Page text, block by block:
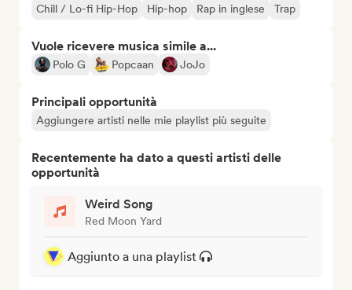
Chill / Lo-fi Hip-Hop Hip-hop Rap in inglese Trap
Vuole ricevere musica simile a...
Polo G Popcaan JoJo
Principali opportunità
Aggiungere artisti nelle mie playlist più seguite
Recentemente ha dato a questi artisti delle
opportunità
Weird Song
Red Moon Yard
Aggiunto a una playlist